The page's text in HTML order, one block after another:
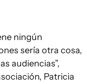
ningún
sería otra cosa,
audiencias”,
Patricia